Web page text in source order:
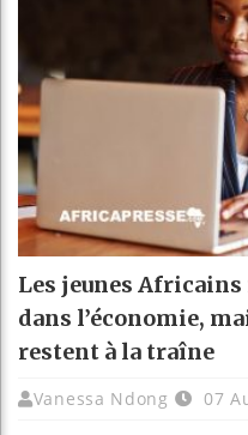
Les jeunes
dans l’économie,
restent à la traîne
Vanessa Ndong 07